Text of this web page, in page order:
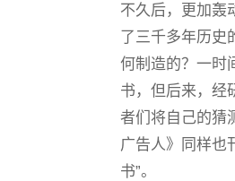
不久后，更加轰
了三千多年历史
何制造的？一时
书，但后来，经
者们将自己的猜
广告人》同样也
书”。